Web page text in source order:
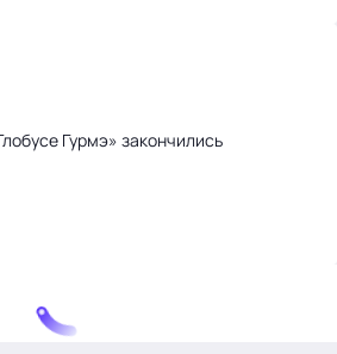
Гурмэ» закончились